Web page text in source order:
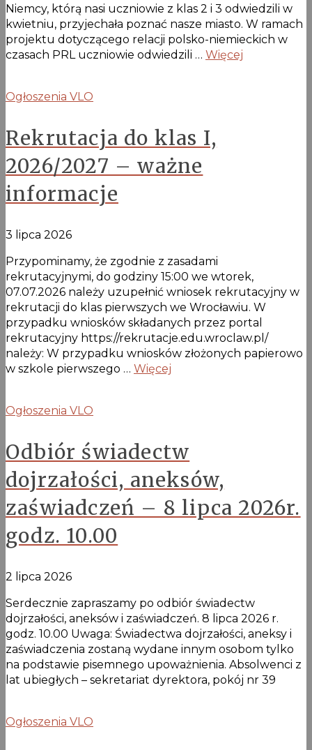
Niemcy, którą nasi uczniowie z klas 2 i 3 odwiedzili w
kwietniu, przyjechała poznać nasze miasto. W ramach
projektu dotyczącego relacji polsko-niemieckich w
czasach PRL uczniowie odwiedzili … Więcej
Ogłoszenia VLO
Rekrutacja do klas I,
2026/2027 – ważne
informacje
3 lipca 2026
Przypominamy, że zgodnie z zasadami
rekrutacyjnymi, do godziny 15:00 we wtorek,
07.07.2026 należy uzupełnić wniosek rekrutacyjny w
rekrutacji do klas pierwszych we Wrocławiu. W
przypadku wniosków składanych przez portal
rekrutacyjny https://rekrutacje.edu.wroclaw.pl/
należy: W przypadku wniosków złożonych papierowo
w szkole pierwszego … Więcej
Ogłoszenia VLO
Odbiór świadectw
dojrzałości, aneksów,
zaświadczeń – 8 lipca 2026r.
godz. 10.00
2 lipca 2026
Serdecznie zapraszamy po odbiór świadectw
dojrzałości, aneksów i zaświadczeń. 8 lipca 2026 r.
godz. 10.00 Uwaga: Świadectwa dojrzałości, aneksy i
zaświadczenia zostaną wydane innym osobom tylko
na podstawie pisemnego upoważnienia. Absolwenci z
lat ubiegłych – sekretariat dyrektora, pokój nr 39
Ogłoszenia VLO